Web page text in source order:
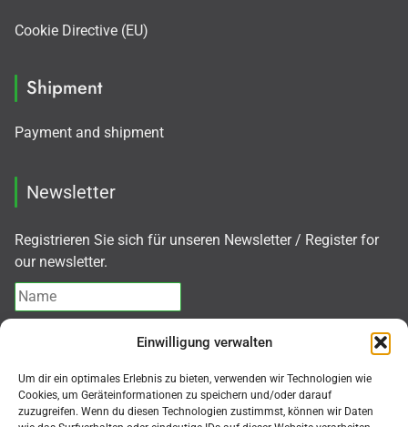
Einwilligung verwalten
Um dir ein optimales Erlebnis zu bieten, verwenden wir Technologien wie
Cookies, um Geräteinformationen zu speichern und/oder darauf
zuzugreifen. Wenn du diesen Technologien zustimmst, können wir Daten
Cookie Directive (EU)
Shipment
Payment and shipment
Newsletter
Registrieren Sie sich für unseren Newsletter / Register for
our newsletter.
I agree with the Privacy policy
Subscribe